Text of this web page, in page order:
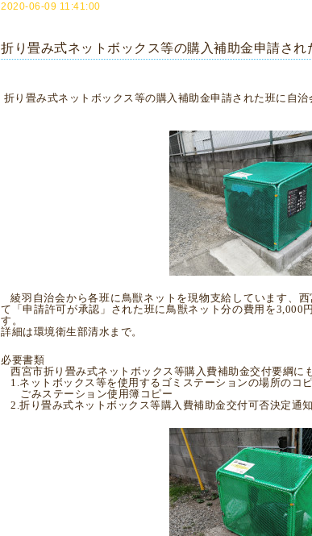
2020-06-09 11:41:00
折り畳み式ネットボックス等の購入補助金申請さ
折り畳み式ネットボックス等の購入補助金申請された班に 自治
綾羽 自治会から各班に鳥獣ネットを現物支給していま す、西
て 「申請許可が承認」された班に鳥獣ネット分の費用を3,000
す。
詳細は環境衛生部清水まで。
必要書類
西宮市折り畳み式ネットボックス等購入費補助金交付要綱に
1. ネットボックス等を使用するゴミステーションの場所のコ
ごみステーション使用簿 コピー
2. 折り畳み式ネットボックス等購入費補助金交付可否決定通